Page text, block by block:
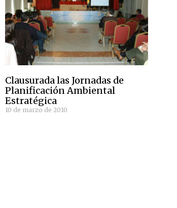
Clausurada las Jornadas de
Planificación Ambiental
Estratégica
10 de marzo de 2010